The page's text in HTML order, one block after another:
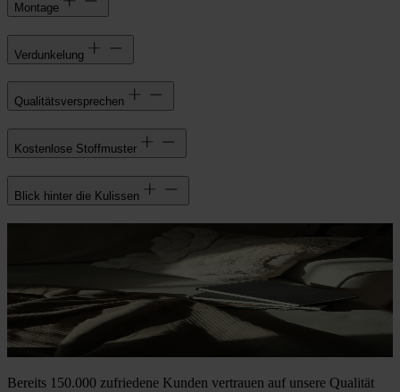
Montage
Verdunkelung
Qualitätsversprechen
Kostenlose Stoffmuster
Blick hinter die Kulissen
Bereits 150.000 zufriedene Kunden vertrauen auf unsere Qualität